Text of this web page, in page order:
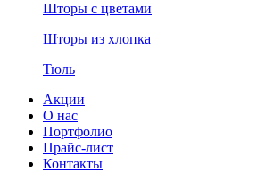
Шторы с цветами
Шторы из хлопка
Тюль
Акции
О нас
Портфолио
Прайс-лист
Контакты